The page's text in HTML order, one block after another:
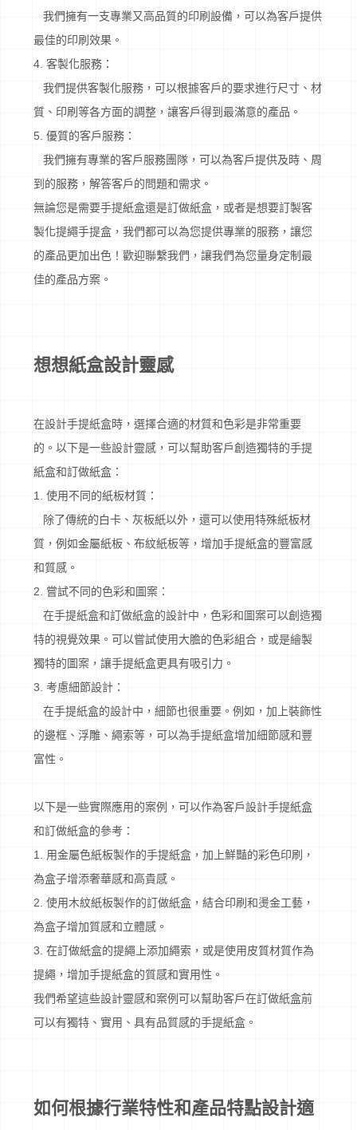
我們擁有一支專業又高品質的印刷設備，可以為客戶提供
最佳的印刷效果。
4. 客製化服務：
我們提供客製化服務，可以根據客戶的要求進行尺寸、材
質、印刷等各方面的調整，讓客戶得到最滿意的產品。
5. 優質的客戶服務：
我們擁有專業的客戶服務團隊，可以為客戶提供及時、周
到的服務，解答客戶的問題和需求。
無論您是需要手提紙盒還是訂做紙盒，或者是想要訂製客
製化提繩手提盒，我們都可以為您提供專業的服務，讓您
的產品更加出色！歡迎聯繫我們，讓我們為您量身定制最
佳的產品方案。
想想紙盒設計靈感
在設計手提紙盒時，選擇合適的材質和色彩是非常重要
的。以下是一些設計靈感，可以幫助客戶創造獨特的手提
紙盒和訂做紙盒：
1. 使用不同的紙板材質：
除了傳統的白卡、灰板紙以外，還可以使用特殊紙板材
質，例如金屬紙板、布紋紙板等，增加手提紙盒的豐富感
和質感。
2. 嘗試不同的色彩和圖案：
在手提紙盒和訂做紙盒的設計中，色彩和圖案可以創造獨
特的視覺效果。可以嘗試使用大膽的色彩組合，或是繪製
獨特的圖案，讓手提紙盒更具有吸引力。
3. 考慮細節設計：
在手提紙盒的設計中，細節也很重要。例如，加上裝飾性
的邊框、浮雕、繩索等，可以為手提紙盒增加細節感和豐
富性。
以下是一些實際應用的案例，可以作為客戶設計手提紙盒
和訂做紙盒的參考：
1. 用金屬色紙板製作的手提紙盒，加上鮮豔的彩色印刷，
為盒子增添奢華感和高貴感。
2. 使用木紋紙板製作的訂做紙盒，結合印刷和燙金工藝，
為盒子增加質感和立體感。
3. 在訂做紙盒的提繩上添加繩索，或是使用皮質材質作為
提繩，增加手提紙盒的質感和實用性。
我們希望這些設計靈感和案例可以幫助客戶在訂做紙盒前
可以有獨特、實用、具有品質感的手提紙盒。
如何根據行業特性和產品特點設計適